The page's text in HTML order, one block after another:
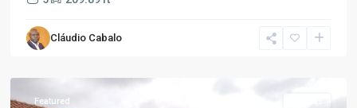
Cláudio Cabalo
Talatona
Talatona,
Featured